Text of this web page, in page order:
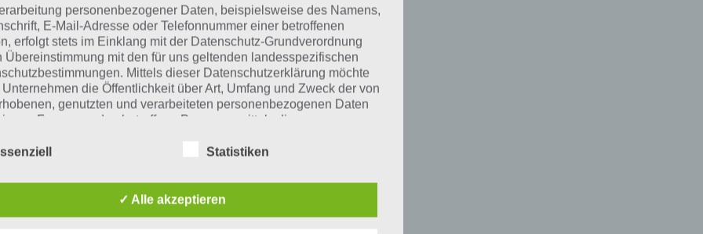
[caption id="attachment_22328"
align="alignright" width="150"]
Hier zeigen wir dir, wie du bei Akt 1
kannst.…
SIMPSONS SPRINGFIELD
PREISE, STORYLINE UND
TIPPS
personenbezogener Daten, beispielsweise des Namens,
E-Mail-Adresse oder Telefonnummer einer betroffenen
erfolgt stets im Einklang mit der Datenschutz-Grundverordnung
Übereinstimmung mit den für uns geltenden landesspezifischen
Mittels dieser Datenschutzerklärung möchte
die Öffentlichkeit über Art, Umfang und Zweck der von
genutzten und verarbeiteten personenbezogenen Daten
Ferner werden betroffene Personen mittels dieser
Maßnahmen umgesetzt, um einen möglichst
Schutz der über diese Internetseite verarbeiteten
Statistiken
✓ Alle akzeptieren